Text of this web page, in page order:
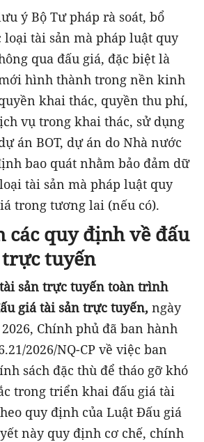
ý Bộ Tư pháp rà soát, bổ
loại tài sản mà pháp luật quy
qua đấu giá, đặc biệt là
hình thành trong nền kinh
khai thác, quyền thu phí,
vụ trong khai thác, sử dụng
án BOT, dự án do Nhà nước
bao quát nhằm bảo đảm dữ
tài sản mà pháp luật quy
trong tương lai (nếu có).
các quy định về đấu
tuyến
sản trực tuyến toàn trình
giá tài sản trực tuyến, ngày
Chính phủ đã ban hành
2026/NQ-CP về việc ban
sách đặc thù để tháo gỡ khó
trong triển khai đấu giá tài
quy định của Luật Đấu giá
này quy định cơ chế, chính